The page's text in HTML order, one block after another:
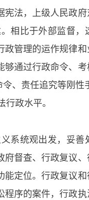
法，上级人民政
相比于外部监督
管理的运作规律
通过行政命令、考
、责任追究等刚性
政水平。
系统观出发，妥
督查、行政复议
定位。行政复议
序的案件，行政执